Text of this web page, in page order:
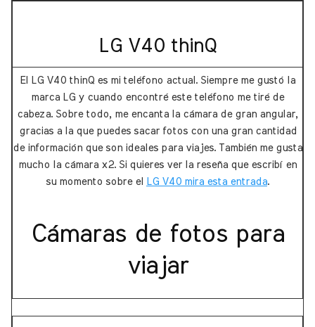
LG V40 thinQ
El LG V40 thinQ es mi teléfono actual. Siempre me gustó la
marca LG y cuando encontré este teléfono me tiré de
cabeza. Sobre todo, me encanta la cámara de gran angular,
gracias a la que puedes sacar fotos con una gran cantidad
de información que son ideales para viajes. También me gusta
mucho la cámara x2. Si quieres ver la reseña que escribí en
su momento sobre el
LG V40 mira esta entrada.
Cámaras de fotos para
viajar